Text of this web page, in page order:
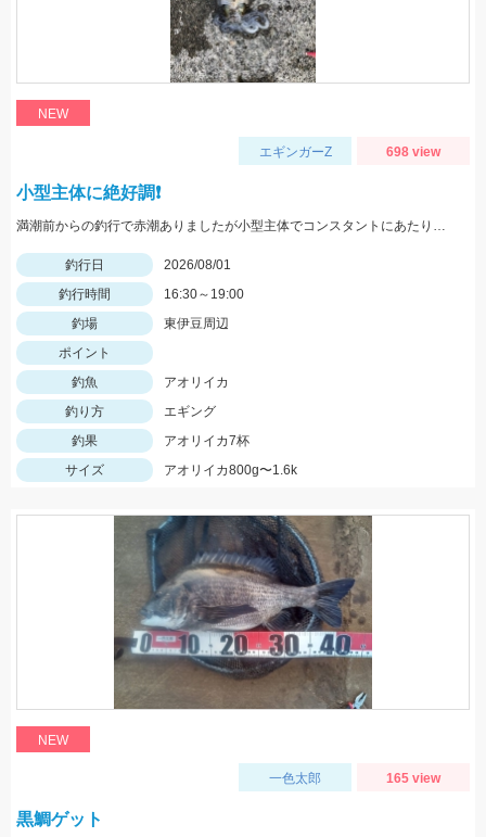
NEW
エギンガーZ 698 view
小型主体に絶好調❗️
満潮前からの釣行で赤潮ありましたが小型主体でコンスタントにあたりがありました
釣行日
2026/08/01
釣行時間
16:30～19:00
釣場
東伊豆周辺
ポイント
釣魚
アオリイカ
釣り方
エギング
釣果
アオリイカ7杯
サイズ
アオリイカ800g〜1.6k
NEW
一色太郎 165 view
黒鯛ゲット